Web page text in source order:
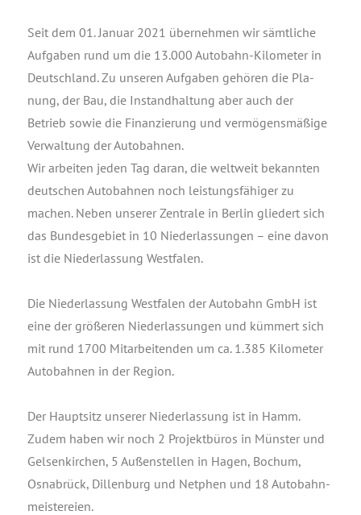
Seit dem 01. Janu­ar 2021 über­neh­men wir sämt­li­che
Auf­ga­ben rund um die 13.000 Auto­bahn-Kilo­me­ter in
Deutsch­land. Zu unse­ren Auf­ga­ben gehö­ren die Pla­
nung, der Bau, die Instand­hal­tung aber auch der
Betrieb sowie die Finan­zie­rung und ver­mö­gens­mä­ßi­ge
Ver­wal­tung der Auto­bah­nen.
Wir arbei­ten jeden Tag dar­an, die welt­weit bekann­ten
deut­schen Auto­bah­nen noch leis­tungs­fä­hi­ger zu
machen. Neben unse­rer Zen­tra­le in Ber­lin glie­dert sich
das Bun­des­ge­biet in 10 Nie­der­las­sun­gen – eine davon
ist die Nie­der­las­sung West­fa­len.
Die Nie­der­las­sung West­fa­len der Auto­bahn GmbH ist
eine der grö­ße­ren Nie­der­las­sun­gen und küm­mert sich
mit rund 1700 Mit­ar­bei­ten­den um ca. 1.385 Kilo­me­ter
Auto­bah­nen in der Regi­on.
Der Haupt­sitz unse­rer Nie­der­las­sung ist in Hamm.
Zudem haben wir noch 2 Pro­jekt­bü­ros in Müns­ter und
Gel­sen­kir­chen, 5 Außen­stel­len in Hagen, Bochum,
Osna­brück, Dil­len­burg und Net­phen und 18 Auto­bahn­
meis­te­rei­en.